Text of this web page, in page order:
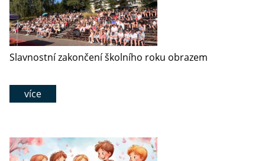
Slavnostní zakončení školního roku obrazem
více